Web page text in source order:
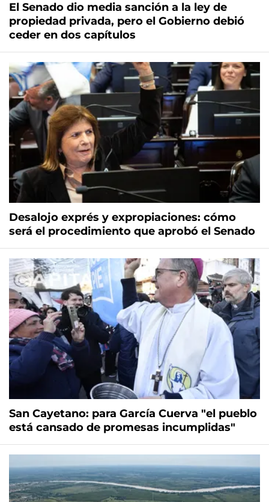
El Senado dio media sanción a la ley de
propiedad privada, pero el Gobierno debió
ceder en dos capítulos
Desalojo exprés y expropiaciones: cómo
será el procedimiento que aprobó el Senado
San Cayetano: para García Cuerva "el pueblo
está cansado de promesas incumplidas"